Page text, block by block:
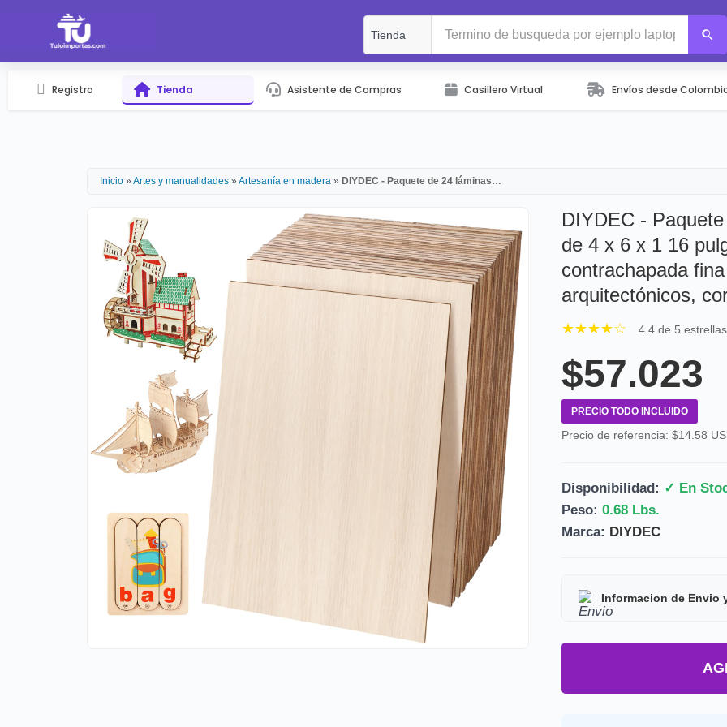
Registro Tienda Asistente de Compras Casillero Virtual Envíos desde
Inicio » Artes y manualidades » Artesanía en madera » DIYDEC - Paquete de 24 láminas…
DIYDEC -
de 4 x 6 x 1 16
contrachapada
arquitectónicos,
★★★★☆ 4.4 de 5
$57.023
PRECIO TODO INCLUIDO
Precio de referencia: $14.58
Disponibilidad: ✓ En
Peso: 0.68 Lbs.
Marca: DIYDEC
Informacion de Envio
Tipo de producto:
Tiempo de entrega:
Precio final:Incluye